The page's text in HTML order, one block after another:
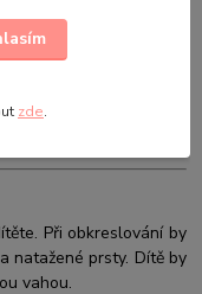
Při obkreslování by
natažené prsty. Dítě by
vahou.
zde.